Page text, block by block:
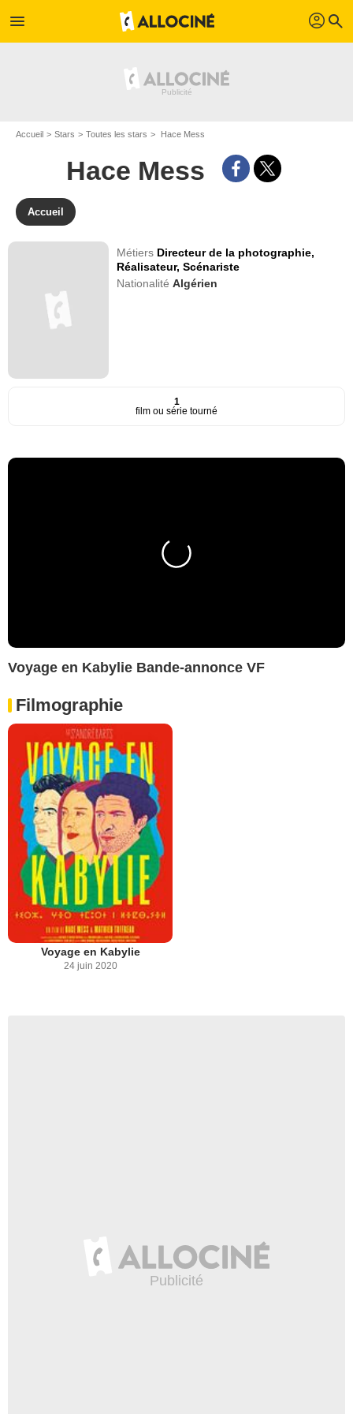
menu profil search
Accueil Stars Toutes les stars Hace Mess
Hace Mess
Accueil
Métiers Directeur de la photographie,
Réalisateur,Scénariste
NationalitéAlgérien
1
film ou série tourné
Voyage en Kabylie Bande-annonce VF
Filmographie
Voyage en Kabylie
24 juin 2020